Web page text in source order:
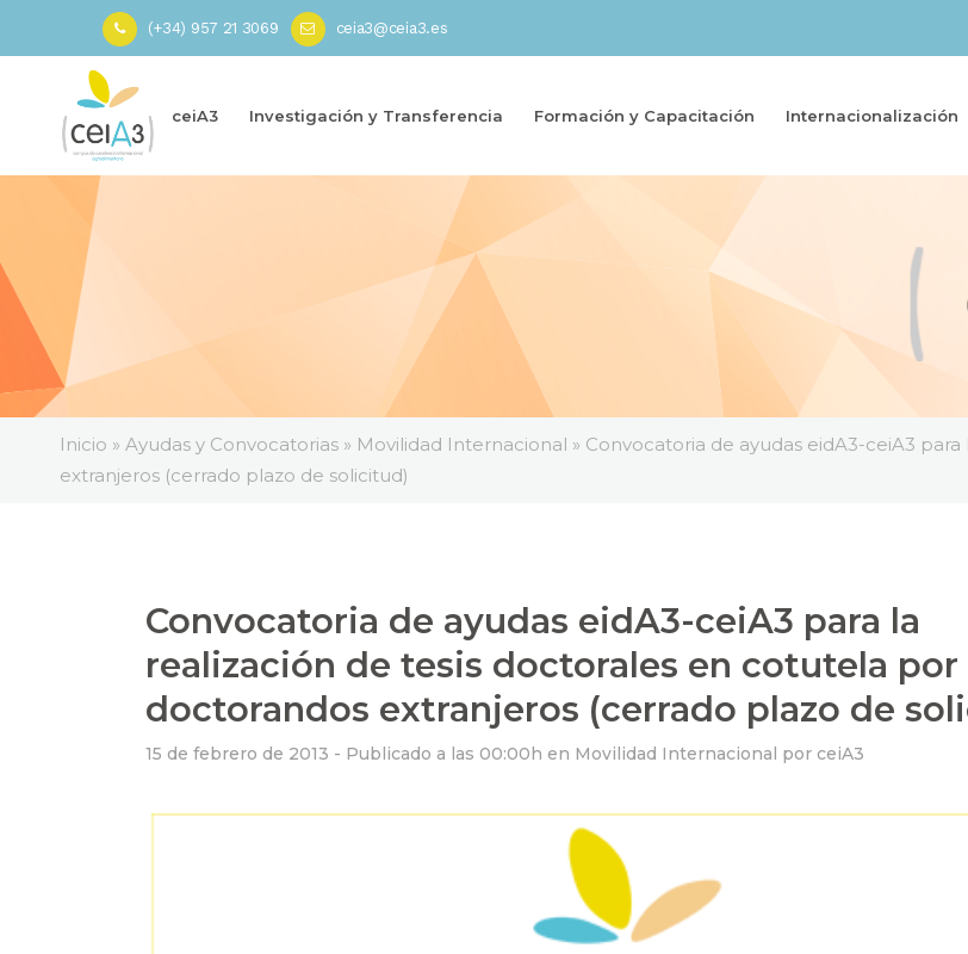
(+34) 957 21 3069 ceia3@ceia3.es
ceiA3 Investigación y Transferencia Formación y Capacitación Internacionalización
Inicio » Ayudas y Convocatorias » Movilidad Internacional » Convocatoria de ayudas eidA3-ceiA3
extranjeros (cerrado plazo de solicitud)
Convocatoria de ayudas eidA3-ceiA3 para la
realización de tesis doctorales en cotutela por
doctorandos extranjeros (cerrado plazo de
15 de febrero de 2013 - Publicado a las 00:00h en Movilidad Internacional por ceiA3